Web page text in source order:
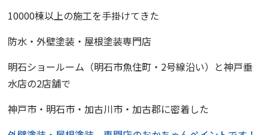
10000棟以上の施工を手掛けてきた
防水・外壁塗装・屋根塗装専門店
明石ショールーム （明石市魚住町・2号線沿い）と神戸垂
水店の2店舗で
神戸市・明石市・加古川市・加古郡に密着した